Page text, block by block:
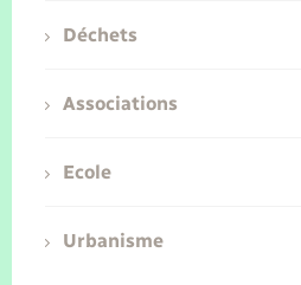
Déchets
Associations
Ecole
Urbanisme